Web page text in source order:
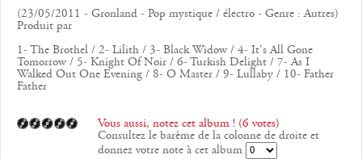
(23/05/2011 - Gronland - Pop mystique / électro - Genre : Autres)
Produit par
1- The Brothel / 2- Lilith / 3- Black Widow / 4- It's All Gone
Tomorrow / 5- Knight Of Noir / 6- Turkish Delight / 7- As I
Walked Out One Evening / 8- O Master / 9- Lullaby / 10- Father
Father
Vous aussi, notez cet album ! (6 votes)
Consultez le barème de la colonne de droite et
donnez votre note à cet album